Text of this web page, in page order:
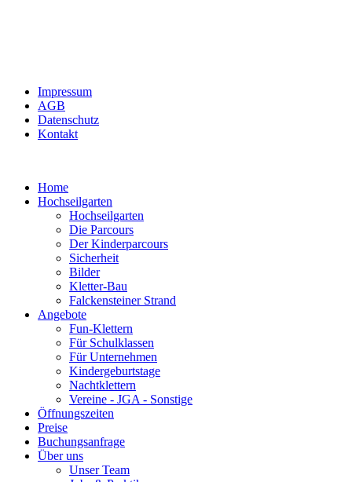
Impressum
AGB
Datenschutz
Kontakt
Home
Hochseilgarten
Hochseilgarten
Die Parcours
Der Kinderparcours
Sicherheit
Bilder
Kletter-Bau
Falckensteiner Strand
Angebote
Fun-Klettern
Für Schulklassen
Für Unternehmen
Kindergeburtstage
Nachtklettern
Vereine - JGA - Sonstige
Öffnungszeiten
Preise
Buchungsanfrage
Über uns
Unser Team